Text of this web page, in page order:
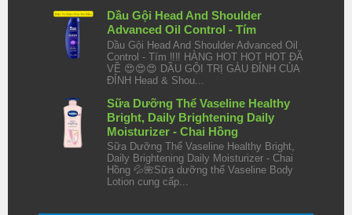
Dầu Gội Head And Shoulder
Advanced Oil Control - Tím
Dầu Gội Head And Shoulder Advanced Oil
Control - Tím ‼️‼️ HÀNG HOT HOT HOT ĐÃ
VỀ 😍😍😍 DẦU GỘI TRỊ GÀU ĐỈNH CỦA
ĐỈNH Head & Shou...
Sữa Dưỡng Thể Vaseline Healthy
Bright, Daily Brightening Daily
Moisturizer - Chai Hồng
Sữa Dưỡng Thể Vaseline Healthy Bright,
Daily Brightening Daily Moisturizer - Chai
Hồng 💦🌺Sữa dưỡng thể Vaseline Body
Lotion cung cấp...